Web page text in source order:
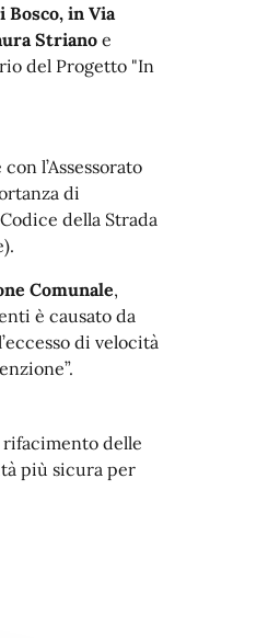
Bosco, in Via
Striano e
del Progetto "In
l’Assessorato
di
della Strada
Comunale,
è causato da
di velocità
delle
più sicura per